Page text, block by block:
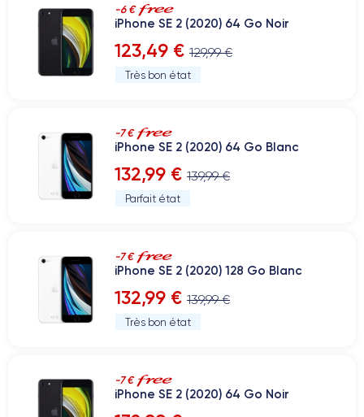
-6 €
iPhone SE 2 (2020) 64 Go Noir
123,49 € 129,99 €
Très bon état
-7 €
iPhone SE 2 (2020) 64 Go Blanc
132,99 € 139,99 €
Parfait état
-7 €
iPhone SE 2 (2020) 128 Go Blanc
132,99 € 139,99 €
Très bon état
-7 €
iPhone SE 2 (2020) 64 Go Noir